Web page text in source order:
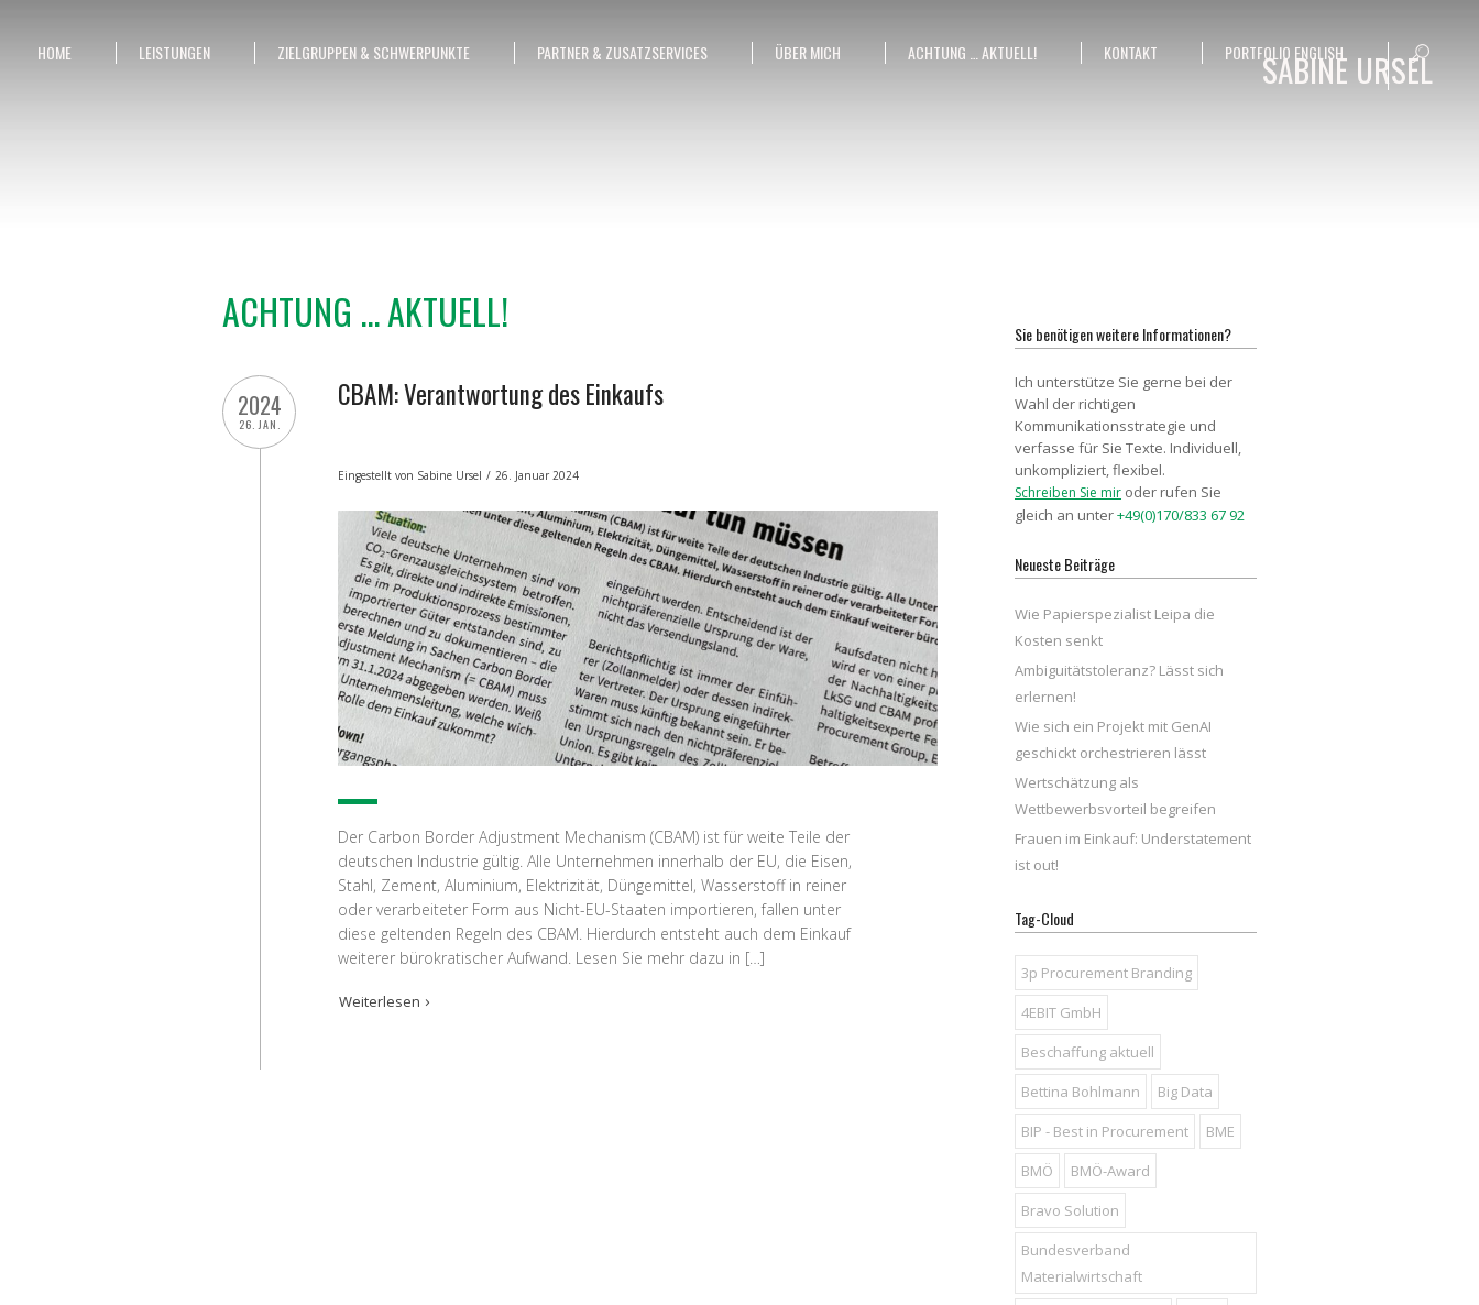
SABINE URSEL
HOME LEISTUNGEN ZIELGRUPPEN & SCHWERPUNKTE PARTNER & ZUSATZSERVICES ÜBER MICH ACHTUNG … AKTUELL! KONTAKT PORTFOLIO ENGLISH
ACHTUNG ... AKTUELL!
2024
26. JAN.
CBAM: Verantwortung des Einkaufs
Eingestellt von Sabine Ursel / 26. Januar 2024
Der Carbon Border Adjustment Mechanism (CBAM) ist für weite Teile der
deutschen Industrie gültig. Alle Unternehmen innerhalb der EU, die Eisen,
Stahl, Zement, Aluminium, Elektrizität, Düngemittel, Wasserstoff in reiner
oder verarbeiteter Form aus Nicht-EU-Staaten importieren, fallen unter
diese geltenden Regeln des CBAM. Hierdurch entsteht auch dem Einkauf
weiterer bürokratischer Aufwand. Lesen Sie mehr dazu in […]
Weiterlesen
Sie benötigen weitere Informationen?
Ich unterstütze Sie gerne bei der
Wahl der richtigen
Kommunikationsstrategie und
verfasse für Sie Texte. Individuell,
unkompliziert, flexibel.
Schreiben Sie mir oder rufen Sie
gleich an unter+49(0)170/833 67 92
Neueste Beiträge
Wie Papierspezialist Leipa die
Kosten senkt
Ambiguitätstoleranz? Lässt sich
erlernen!
Wie sich ein Projekt mit GenAI
geschickt orchestrieren lässt
Wertschätzung als
Wettbewerbsvorteil begreifen
Frauen im Einkauf: Understatement
ist out!
Tag-Cloud
3p Procurement Branding
4EBIT GmbH
Beschaffung aktuell
Bettina Bohlmann
Big Data
BIP - Best in Procurement
BME
BMÖ
BMÖ-Award
Bravo Solution
Bundesverband
Materialwirtschaft